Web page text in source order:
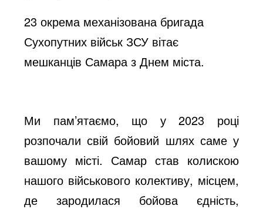
y
V
d
e
23 окрема механізована бригада
Сухопутних військ ЗСУ вітає
мешканців Самара з Днем міста.
Ми пам’ятаємо, що у 2023 році
розпочали свій бойовий шлях саме у
вашому місті. Самар став колискою
нашого військового колективу, місцем,
де зародилася бойова єдність,